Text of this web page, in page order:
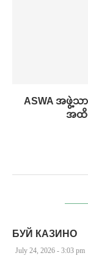
ASWA အဖွဲ့သာ
အထိ
БУЙ КАЗИНО
July 24, 2026 - 3:03 pm